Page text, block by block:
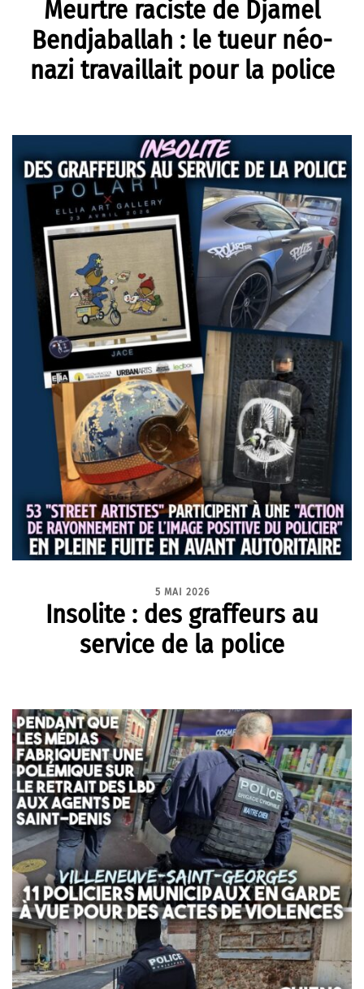
Meurtre raciste de Djamel
Bendjaballah : le tueur néo-
nazi travaillait pour la police
5 MAI 2026
Insolite : des graffeurs au
service de la police